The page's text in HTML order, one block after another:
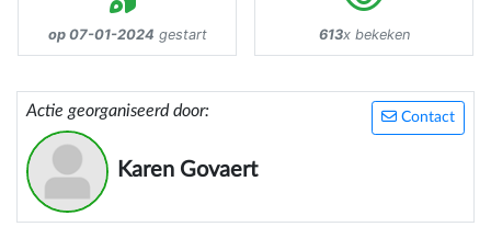
op 07-01-2024 gestart 613x bekeken
Contact
Actie georganiseerd door:
Karen Govaert